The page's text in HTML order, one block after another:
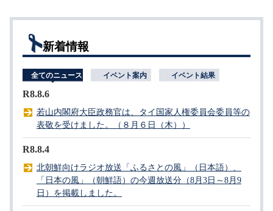
新着情報
全てのニュース イベント案内 イベント結果
R8.8.6
若山内閣府大臣政務官は、タイ国家人権委員会委員等の
表敬を受けました。（８月６日（木））
R8.8.4
北朝鮮向けラジオ放送「ふるさとの風」（日本語）、
「日本の風」（朝鮮語）の今週放送分（8月3日～8月9
日）を掲載しました。